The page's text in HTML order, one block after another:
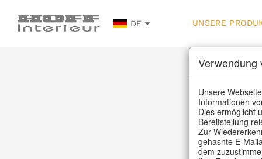
DE UNSERE
Home
Verwendung
Unsere
Informationen
Dies ermöglicht
Bereitstellung
Zur
gehashte E-
dem